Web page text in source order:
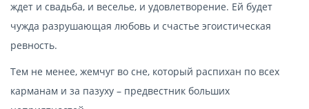
ждет и свадьба, и веселье, и удовлетворение. Ей будет
чужда разрушающая любовь и счастье эгоистическая
ревность.
Тем не менее, жемчуг во сне, который распихан по всех
карманам и за пазуху – предвестник больших